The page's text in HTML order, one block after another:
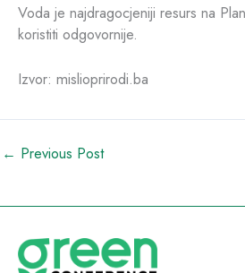
Voda je najdragocjeniji resurs na
koristiti odgovornije.
Izvor: mislioprirodi.ba
← Previous Post